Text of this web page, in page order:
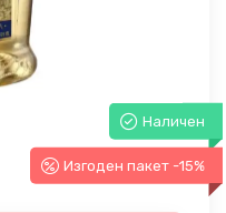
Наличен
Изгоден пакет -15%